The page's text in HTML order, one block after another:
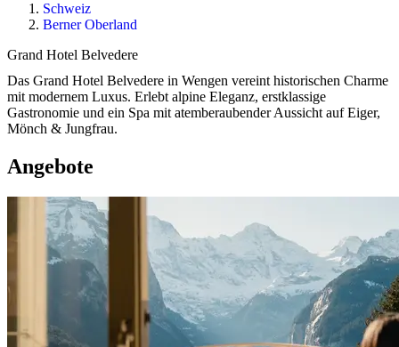
Schweiz
Berner Oberland
Grand Hotel Belvedere
Das Grand Hotel Belvedere in Wengen vereint historischen Charme
mit modernem Luxus. Erlebt alpine Eleganz, erstklassige
Gastronomie und ein Spa mit atemberaubender Aussicht auf Eiger,
Mönch & Jungfrau.
Angebote